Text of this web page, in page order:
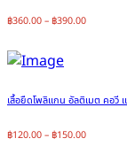
฿360.00 – ฿390.00
เสื้อยืดโพลิแกน อัลติเมต คอวี
฿120.00 – ฿150.00